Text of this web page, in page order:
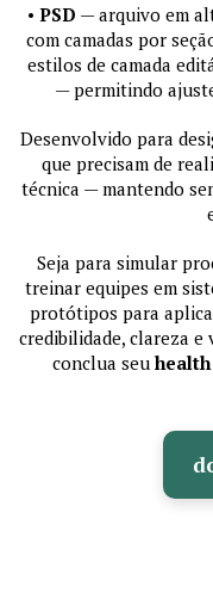
• PSD — arquivo em
com camadas por
estilos de camada
— permitindo
Desenvolvido para
que precisam de
técnica — mantendo
Seja para simular
treinar equipes em
protótipos para
credibilidade, clareza
conclua seu